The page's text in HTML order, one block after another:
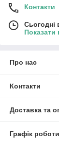
Контакти
Сьогодні
Показати
Про нас
Контакти
Доставка та
Графік роботи